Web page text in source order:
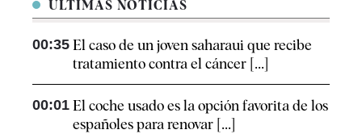
ÚLTIMAS NOTICIAS
00:35 El caso de un joven saharaui que recibe
tratamiento contra el cáncer [...]
00:01 El coche usado es la opción favorita de los
españoles para renovar [...]